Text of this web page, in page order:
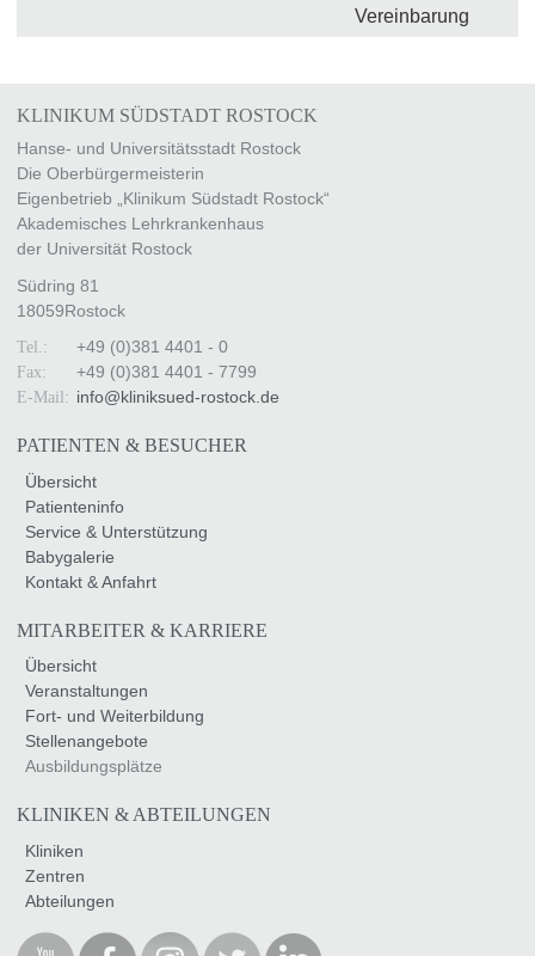
Vereinbarung
KLINIKUM SÜDSTADT ROSTOCK
Hanse- und Universitätsstadt Rostock
Die Oberbürgermeisterin
Eigenbetrieb „Klinikum Südstadt Rostock“
Akademisches Lehrkrankenhaus
der Universität Rostock
Südring 81
18059Rostock
Tel.: +49 (0)381 4401 - 0
Fax: +49 (0)381 4401 - 7799
E-Mail: info@kliniksued-rostock.de
PATIENTEN & BESUCHER
Übersicht
Patienteninfo
Service & Unterstützung
Babygalerie
Kontakt & Anfahrt
MITARBEITER & KARRIERE
Übersicht
Veranstaltungen
Fort- und Weiterbildung
Stellenangebote
Ausbildungsplätze
KLINIKEN & ABTEILUNGEN
Kliniken
Zentren
Abteilungen